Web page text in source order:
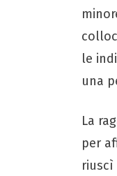
le
una
La
per